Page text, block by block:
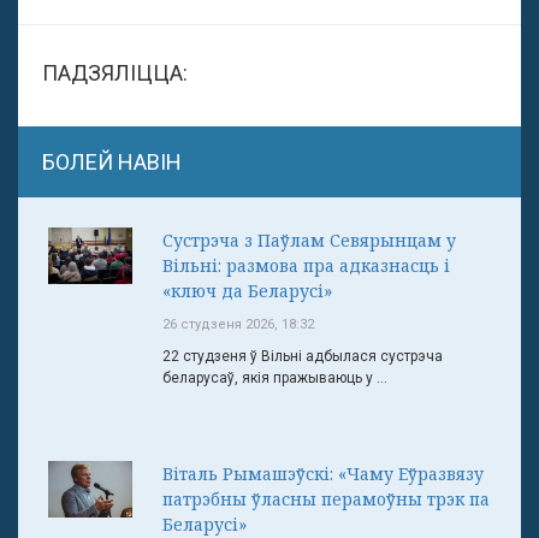
ПАДЗЯЛІЦЦА:
БОЛЕЙ НАВІН
Сустрэча з Паўлам Севярынцам у
Вільні: размова пра адказнасць і
«ключ да Беларусі»
26 студзеня 2026, 18:32
22 студзеня ў Вільні адбылася сустрэча
беларусаў, якія пражываюць у ...
Віталь Рымашэўскі: «Чаму Еўразвязу
патрэбны ўласны перамоўны трэк па
Беларусі»